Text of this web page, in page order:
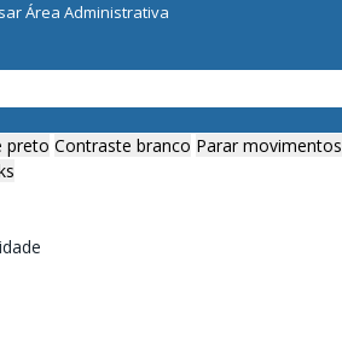
Área Administrativa
preto Contraste branco Parar movimentos